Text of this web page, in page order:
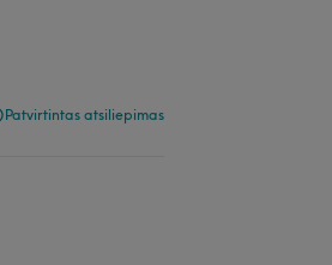
Patvirtintas atsiliepimas